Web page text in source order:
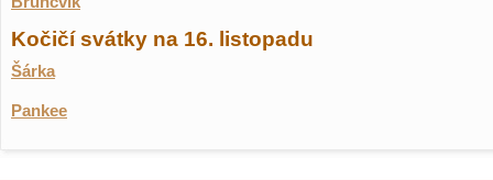
Kočičí svátky na 16. listopadu
Šárka
Pankee